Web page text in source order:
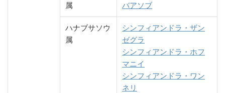
属
バアソブ
ハナブサソウ
属
シンフィアンドラ・ザン
ゼグラ
シンフィアンドラ・ホフ
マニイ
シンフィアンドラ・ワン
ネリ